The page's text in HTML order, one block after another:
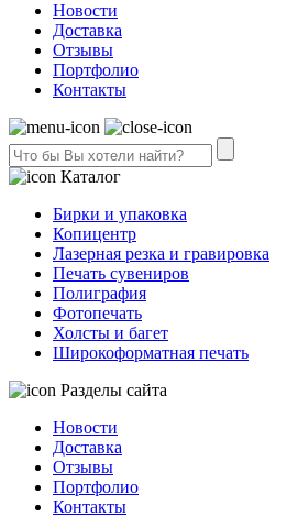
Новости
Доставка
Отзывы
Портфолио
Контакты
Каталог
Бирки и упаковка
Копицентр
Лазерная резка и гравировка
Печать сувениров
Полиграфия
Фотопечать
Холсты и багет
Широкоформатная печать
Разделы сайта
Новости
Доставка
Отзывы
Портфолио
Контакты